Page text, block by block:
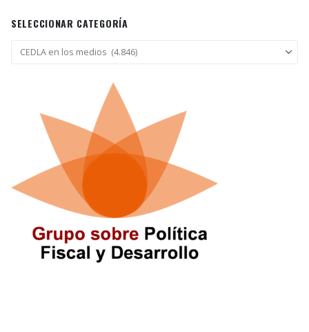
SELECCIONAR CATEGORÍA
Seleccionar
categoría